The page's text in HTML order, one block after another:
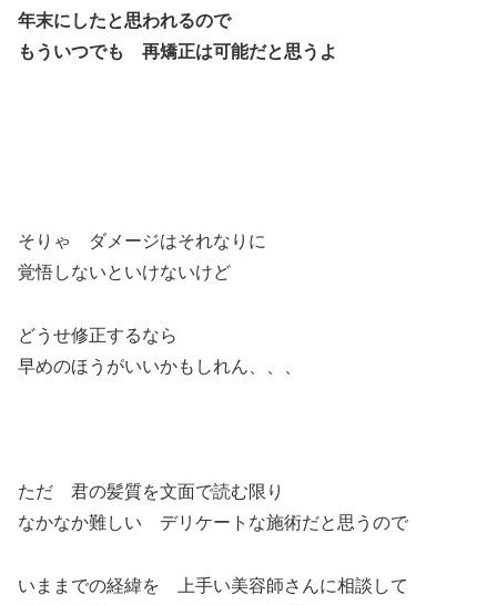
年末にしたと思われるので
もういつでも 再矯正は可能だと思うよ
そりゃ ダメージはそれなりに
覚悟しないといけないけど
どうせ修正するなら
早めのほうがいいかもしれん、、、
ただ 君の髪質を文面で読む限り
なかなか難しい デリケートな施術だと思うので
いままでの経緯を 上手い美容師さんに相談して